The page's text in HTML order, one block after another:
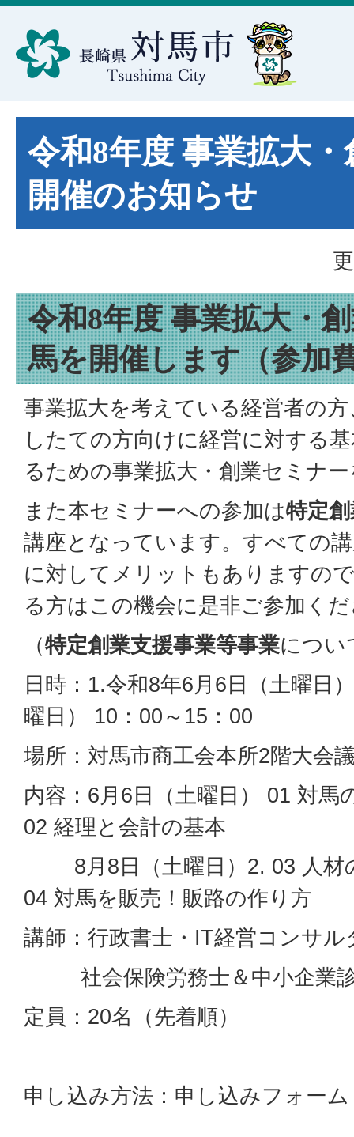
令和8年度 事業拡大
開催のお知らせ
令和8年度 事業拡大・
馬を開催します（参加
事業拡大を考えている経営者の
したての方向けに経営に対する
るための事業拡大・創業セミナ
また本セミナーへの参加は特定
講座となっています。すべての
に対してメリットもありますの
る方はこの機会に是非ご参加く
（特定創業支援事業等事業につい
日時：1.令和8年6月6日（土曜日
曜日） 10：00～15：00
場所：対馬市商工会本所2階大会
内容：6月6日（土曜日） 01 対
02 経理と会計の基本
8月8日（土曜日）2. 03 人材
04 対馬を販売！販路の作り方
講師：行政書士・IT経営コンサ
社会保険労務士＆中小企業診
定員：20名（先着順）
申し込み方法：申し込みフォーム